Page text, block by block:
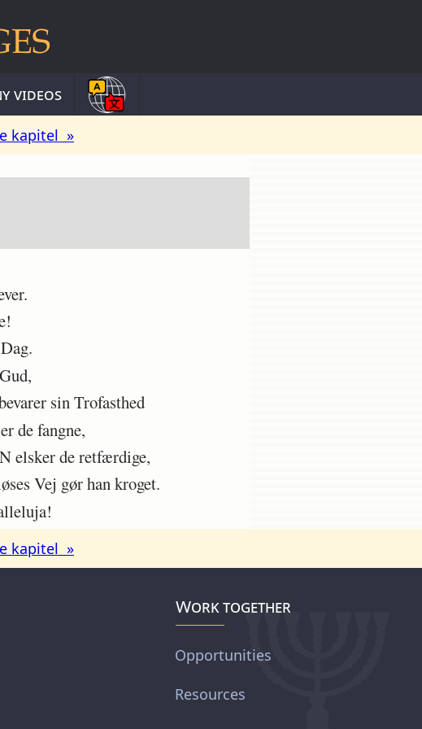
videos
kapitel »
sin Trofasthed
de fangne,
elsker de retfærdige,
Vej gør han kroget.
kapitel »
Work together
Opportunities
Resources